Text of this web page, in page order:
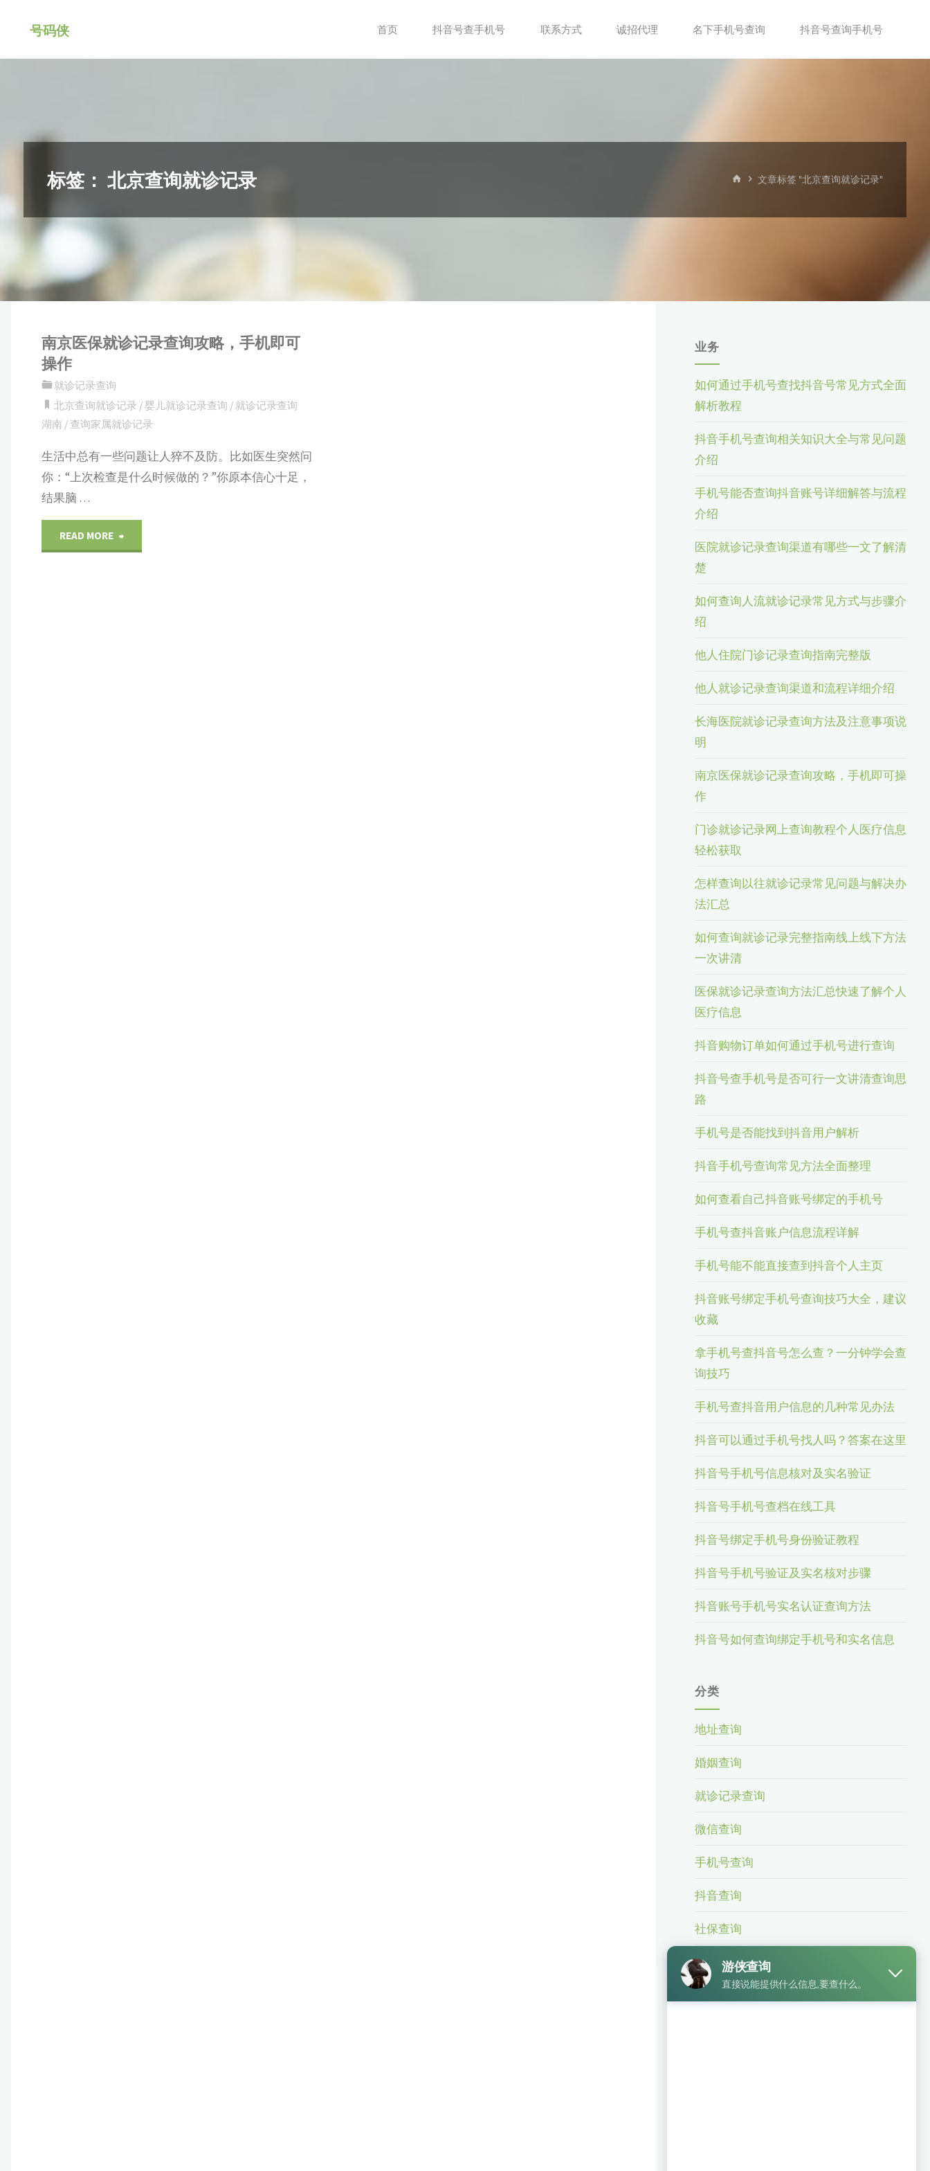
号码侠 首页 抖音号查手机号 联系方式 诚招代理 名下手机号查询 抖音号查询手机号
标签： 北京查询就诊记录
首 文章标签 "北京查询就诊记录"
南京医保就诊记录查询攻略，手机即可
操作
就诊记录查询
北京查询就诊记录 /婴儿就诊记录查询 / 就诊记录查询
湖南 /查询家属就诊记录
生活中总有一些问题让人猝不及防。比如医生突然问
你：“上次检查是什么时候做的？”你原本信心十足，
结果脑 …
READ MORE "南
业务
如何通过手机号查找抖音号常见方式全面
解析教程
抖音手机号查询相关知识大全与常见问题
介绍
手机号能否查询抖音账号详细解答与流程
介绍
医院就诊记录查询渠道有哪些一文了解清
楚
如何查询人流就诊记录常见方式与步骤介
绍
他人住院门诊记录查询指南完整版
他人就诊记录查询渠道和流程详细介绍
长海医院就诊记录查询方法及注意事项说
明
南京医保就诊记录查询攻略，手机即可操
作
门诊就诊记录网上查询教程个人医疗信息
轻松获取
怎样查询以往就诊记录常见问题与解决办
法汇总
如何查询就诊记录完整指南线上线下方法
一次讲清
医保就诊记录查询方法汇总快速了解个人
医疗信息
抖音购物订单如何通过手机号进行查询
抖音号查手机号是否可行一文讲清查询思
路
手机号是否能找到抖音用户解析
抖音手机号查询常见方法全面整理
如何查看自己抖音账号绑定的手机号
手机号查抖音账户信息流程详解
手机号能不能直接查到抖音个人主页
抖音账号绑定手机号查询技巧大全，建议
收藏
拿手机号查抖音号怎么查？一分钟学会查
询技巧
手机号查抖音用户信息的几种常见办法
抖音可以通过手机号找人吗？答案在这里
抖音号手机号信息核对及实名验证
抖音号手机号查档在线工具
抖音号绑定手机号身份验证教程
抖音号手机号验证及实名核对步骤
抖音账号手机号实名认证查询方法
抖音号如何查询绑定手机号和实名信息
分类
地址查询
婚姻查询
就诊记录查询
微信查询
手机号查询
抖音查询
社保查询
身份信息查询